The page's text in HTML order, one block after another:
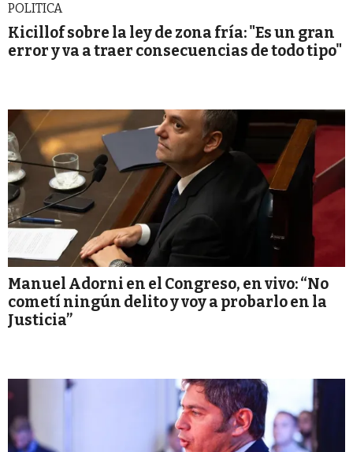
POLITICA
Kicillof sobre la ley de zona fría: "Es un gran
error y va a traer consecuencias de todo tipo"
Manuel Adorni en el Congreso, en vivo: “No
cometí ningún delito y voy a probarlo en la
Justicia”